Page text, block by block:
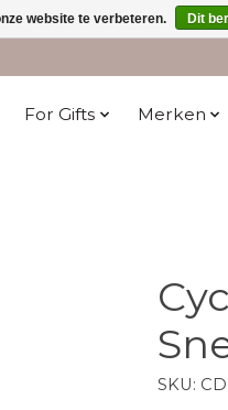
For Gifts Merken
SKU:
website te verbeteren. Dit